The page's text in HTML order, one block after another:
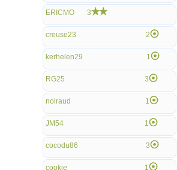
ERICMO 3
creuse23 2
kerhelen29 1
RG25 3
noiraud 1
JM54 1
cocodu86 3
cookie 1